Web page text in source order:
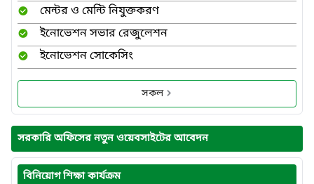
মেন্টর ও মেন্টি নিযুক্তকরণ
ইনোভেশন সভার রেজুলেশন
ইনোভেশন সোকেসিং
সকল
সরকারি অফিসের নতুন ওয়েবসাইটের আবেদন
বিনিয়োগ শিক্ষা কার্যক্রম